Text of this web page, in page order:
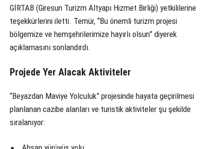
GİRTAB (Giresun Turizm Altyapı Hizmet Birliği) yetkililerine
teşekkürlerini iletti. Temür, “Bu önemli turizm projesi
bölgemize ve hemşehrilerimize hayırlı olsun” diyerek
açıklamasını sonlandırdı.
Projede Yer Alacak Aktiviteler
“Beyazdan Maviye Yolculuk” projesinde hayata geçirilmesi
planlanan cazibe alanları ve turistik aktiviteler şu şekilde
sıralanıyor: